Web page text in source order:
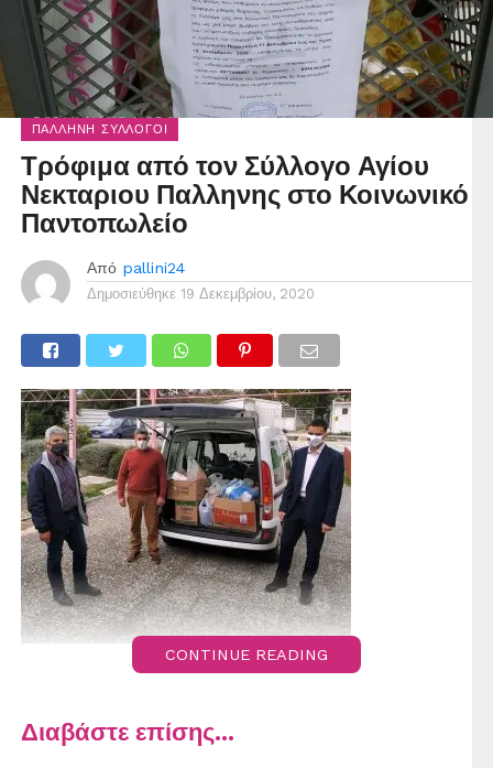
ΠΑΛΛΉΝΗ ΣΎΛΛΟΓΟΙ
Τρόφιμα από τον Σύλλογο Αγίου
Νεκταριου Παλληνης στο Κοινωνικό
Παντοπωλείο
Από pallini24
Δημοσιεύθηκε 19 Δεκεμβρίου, 2020
CONTINUE READING
Διαβάστε επίσης...